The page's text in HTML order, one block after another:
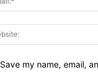
Save my name, email,